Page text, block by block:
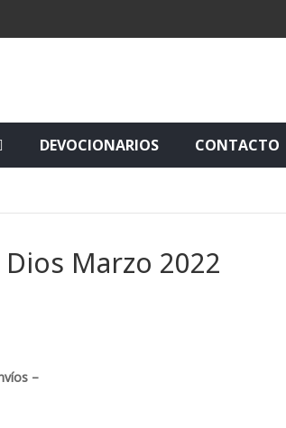
DEVOCIONARIOS CONTACTO
Marzo 2022
–